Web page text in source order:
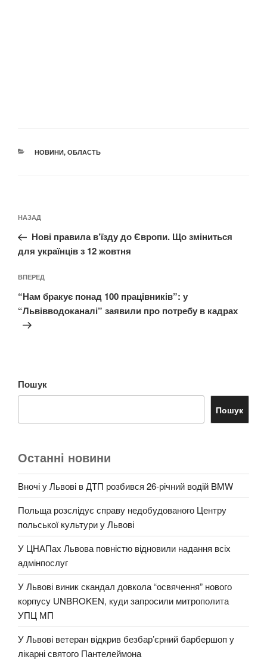
КАТЕГОРІЇ
НОВИНИ, ОБЛАСТЬ
записів
Попередній
запис:
НАЗАД
Нові правила в’їзду до Європи. Що зміниться
для українців з 12 жовтня
Наступний
запис
ВПЕРЕД
“Нам бракує понад 100 працівників”: у
“Львівводоканалі” заявили про потребу в кадрах
Пошук
Пошук
Останні новини
Вночі у Львові в ДТП розбився 26-річний водій BMW
Польща розслідує справу недобудованого Центру
польської культури у Львові
У ЦНАПах Львова повністю відновили надання всіх
адмінпослуг
У Львові виник скандал довкола “освячення” нового
корпусу UNBROKEN, куди запросили митрополита
УПЦ МП
У Львові ветеран відкрив безбар’єрний барбершоп у
лікарні святого Пантелеймона